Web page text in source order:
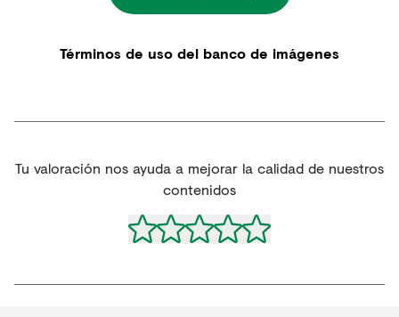
Términos de uso del banco de imágenes
Tu valoración nos ayuda a mejorar la calidad de nuestros
contenidos